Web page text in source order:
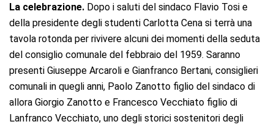
La celebrazione. Dopo i saluti del sindaco Flavio Tosi e
della presidente degli studenti Carlotta Cena si terrà una
tavola rotonda per rivivere alcuni dei momenti della seduta
del consiglio comunale del febbraio del 1959. Saranno
presenti Giuseppe Arcaroli e Gianfranco Bertani, consiglieri
comunali in quegli anni, Paolo Zanotto figlio del sindaco di
allora Giorgio Zanotto e Francesco Vecchiato figlio di
Lanfranco Vecchiato, uno degli storici sostenitori degli